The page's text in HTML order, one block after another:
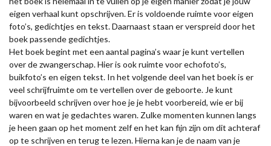
eigen verhaal kunt opschrijven. Er is voldoende ruimte voor eigen
foto’s, gedichtjes en tekst. Daarnaast staan er verspreid door het
boek passende gedichtjes.
Het boek begint met een aantal pagina’s waar je kunt vertellen
over de zwangerschap. Hier is ook ruimte voor echofoto’s,
buikfoto’s en eigen tekst. In het volgende deel van het boek is er
veel schrijfruimte om te vertellen over de geboorte. Je kunt
bijvoorbeeld schrijven over hoe je je hebt voorbereid, wie er bij
waren en wat je gedachtes waren. Zulke momenten kunnen langs
je heen gaan op het moment zelf en het kan fijn zijn om dit achteraf
op te schrijven en terug te lezen. Hierna kan je de naam van je